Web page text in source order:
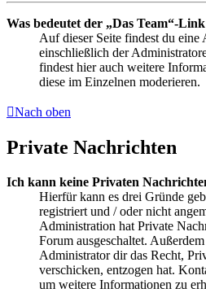
Was bedeutet der „Das Team“-
Auf dieser Seite findest du eine
einschließlich der
findest hier auch weitere
diese im Einzelnen moderieren.
Nach oben
Private Nachrichten
Ich kann keine Privaten
Hierfür kann es drei Gründe
registriert und / oder nicht
Administration hat Private
Forum ausgeschaltet.
Administrator dir das Recht,
verschicken, entzogen hat.
um weitere Informationen zu